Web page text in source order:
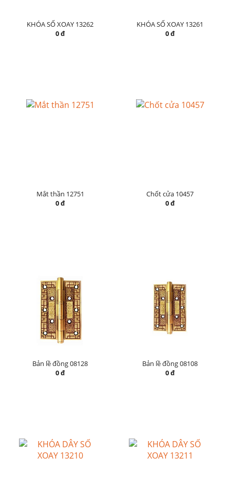
KHÓA SỐ XOAY 13262
0 đ
KHÓA SỐ XOAY 13261
0 đ
Mắt thần 12751
0 đ
Chốt cửa 10457
0 đ
Bản lề đồng 08128
0 đ
Bản lề đồng 08108
0 đ